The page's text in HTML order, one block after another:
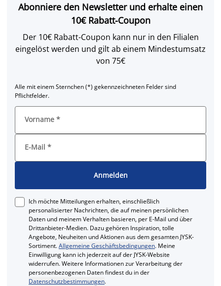
Abonniere den Newsletter und erhalte einen
10€ Rabatt-Coupon
Der 10€ Rabatt-Coupon kann nur in den Filialen
eingelöst werden und gilt ab einem Mindestumsatz
von 75€
Alle mit einem Sternchen (*) gekennzeichneten Felder sind
Pflichtfelder.
Vorname *
E-Mail *
Anmelden
Ich möchte Mitteilungen erhalten, einschließlich
personalisierter Nachrichten, die auf meinen persönlichen
Daten und meinem Verhalten basieren, per E-Mail und über
Drittanbieter-Medien. Dazu gehören Inspiration, tolle
Angebote, Neuheiten und Aktionen aus dem gesamten JYSK-
Sortiment.Allgemeine Geschäftsbedingungen. Meine
Einwilligung kann ich jederzeit auf der JYSK-Website
widerrufen. Weitere Informationen zur Verarbeitung der
personenbezogenen Daten findest du in der
Datenschutzbestimmungen.